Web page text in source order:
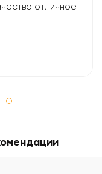
отличное.